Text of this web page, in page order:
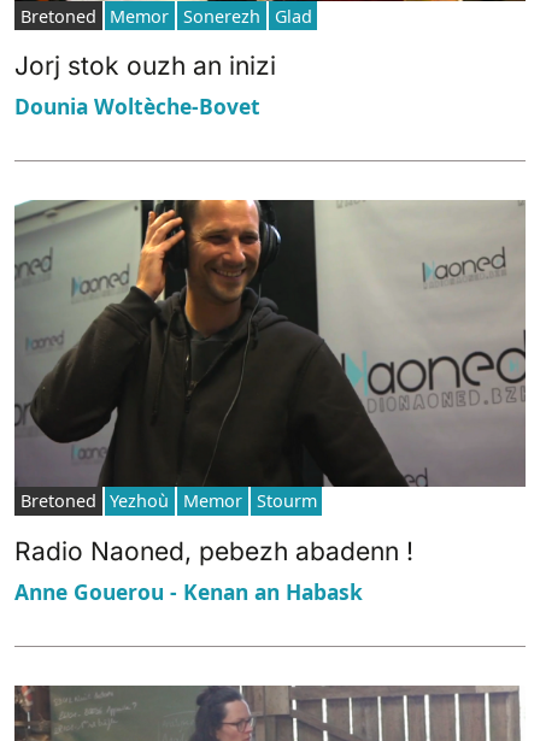
Bretoned Memor Sonerezh Glad
Jorj stok ouzh an inizi
Dounia Woltèche-Bovet
Bretoned Yezhoù Memor Stourm
Radio Naoned, pebezh abadenn !
Anne Gouerou - Kenan an Habask